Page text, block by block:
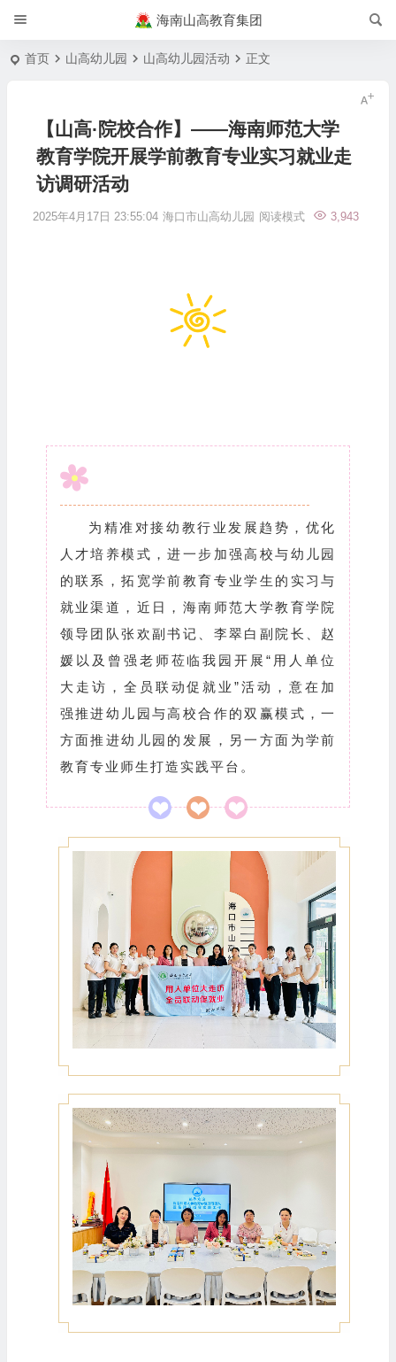
海南山高教育集团
首页 山高幼儿园 山高幼儿园活动 正文
【山高·院校合作】——海南师范大学
教育学院开展学前教育专业实习就业走
访调研活动
2025年4月17日 23:55:04 海口市山高幼儿园 3,943
阅读模式
为精准对接幼教行业发展趋势，优化
人才培养模式，进一步加强高校与幼儿园
的联系，拓宽学前教育专业学生的实习与
就业渠道，近日，海南师范大学教育学院
领导团队张欢副书记、李翠白副院长、赵
媛以及曾强老师莅临我园开展“用人单位
大走访，全员联动促就业”活动，意在加
强推进幼儿园与高校合作的双赢模式，一
方面推进幼儿园的发展，另一方面为学前
教育专业师生打造实践平台。